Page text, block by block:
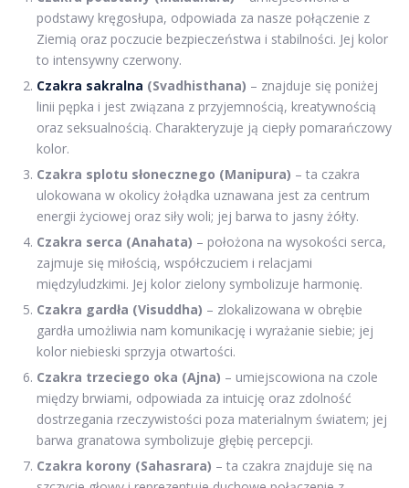
podstawy kręgosłupa, odpowiada za nasze połączenie z
Ziemią oraz poczucie bezpieczeństwa i stabilności. Jej kolor
to intensywny czerwony.
Czakra sakralna (Svadhisthana) – znajduje się poniżej
linii pępka i jest związana z przyjemnością, kreatywnością
oraz seksualnością. Charakteryzuje ją ciepły pomarańczowy
kolor.
Czakra splotu słonecznego (Manipura) – ta czakra
ulokowana w okolicy żołądka uznawana jest za centrum
energii życiowej oraz siły woli; jej barwa to jasny żółty.
Czakra serca (Anahata) – położona na wysokości serca,
zajmuje się miłością, współczuciem i relacjami
międzyludzkimi. Jej kolor zielony symbolizuje harmonię.
Czakra gardła (Visuddha) – zlokalizowana w obrębie
gardła umożliwia nam komunikację i wyrażanie siebie; jej
kolor niebieski sprzyja otwartości.
Czakra trzeciego oka (Ajna) – umiejscowiona na czole
między brwiami, odpowiada za intuicję oraz zdolność
dostrzegania rzeczywistości poza materialnym światem; jej
barwa granatowa symbolizuje głębię percepcji.
Czakra korony (Sahasrara) – ta czakra znajduje się na